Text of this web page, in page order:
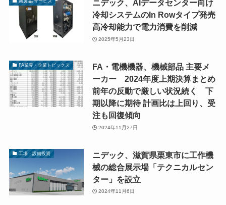
新製品/サービス
ニデック、AIデータセンター向け
冷却システムのIn Rowタイプ発売
高冷却能力で電力消費を削減
2025年5月23日
FA業界・企業トピックス
FA・電機機器、機械部品 主要メ
ーカー 2024年度上期決算まとめ
前年の反動で厳しい状況続く 下
期以降に期待 計画比は上回り、受
注も回復傾向
2024年11月27日
工場・設備投資
ニデック、滋賀県栗東市に工作機
械の総合展示場「テクニカルセン
ター」を設立
2024年11月6日